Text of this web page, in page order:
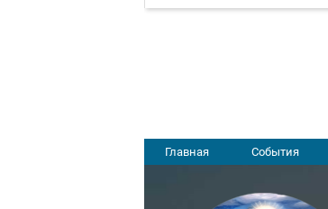
Главная События